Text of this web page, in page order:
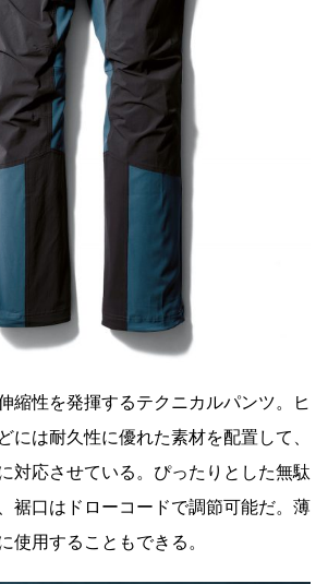
縮性を発揮するテクニカルパンツ。ヒ
には耐久性に優れた素材を配置して、
対応させている。ぴったりとした無駄
裾口はドローコードで調節可能だ。薄
使用することもできる。